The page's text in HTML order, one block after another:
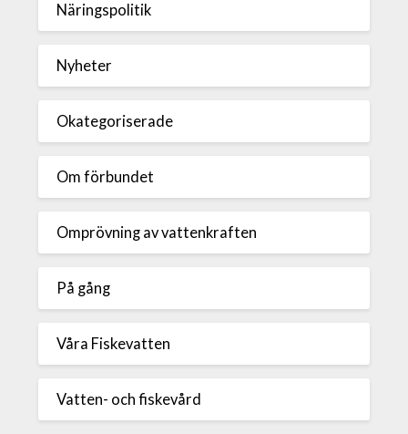
Näringspolitik
Nyheter
Okategoriserade
Om förbundet
Omprövning av vattenkraften
På gång
Våra Fiskevatten
Vatten- och fiskevård